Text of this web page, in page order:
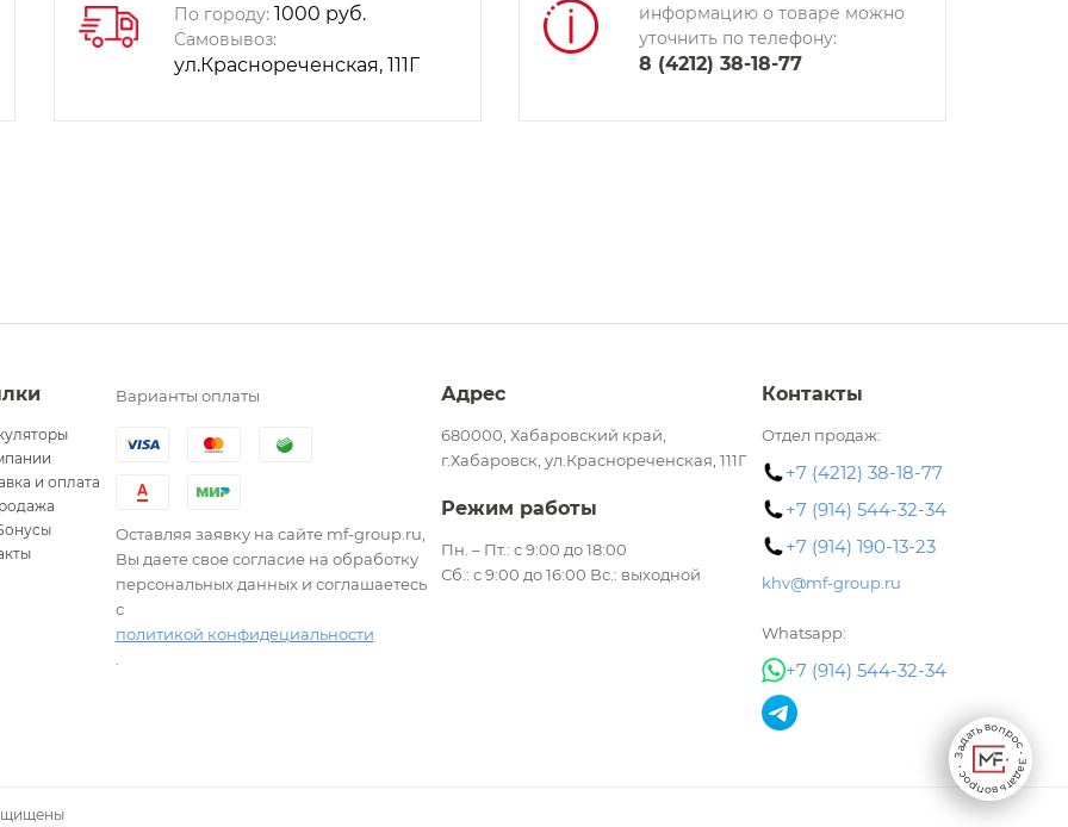
По городу: 1000 руб.
Самовывоз:
ул.Краснореченская, 111Г
информацию о товаре можно
уточнить по телефону:
8 (4212) 38-18-77
и оплата
Варианты оплаты
Оставляя заявку на сайте mf-group.ru,
Вы даете свое согласие на обработку
персональных данных и соглашаетесь
с
политикой конфидециальности
Адрес
680000, Хабаровский край,
г.Хабаровск, ул.Краснореченская, 111Г
Режим работы
Пн. – Пт.: с 9:00 до 18:00
Сб.: с 9:00 до 16:00 Вс.: выходной
Контакты
Отдел продаж:
+7 (4212) 38-18-77
+7 (914) 544-32-34
+7 (914) 190-13-23
khv@mf-group.ru
Whatsapp:
+7 (914) 544-32-34
Задать вопрос • Задать вопрос •